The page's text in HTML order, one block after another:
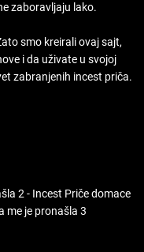
zaboravljaju lako.
smo kreirali ovaj sajt,
i da uživate u svojoj
zabranjenih incest priča.
2 - Incest Priče domace
me je pronašla 3